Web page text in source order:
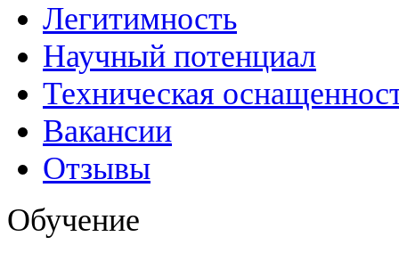
Легитимность
Научный потенциал
Техническая
Вакансии
Отзывы
Обучение